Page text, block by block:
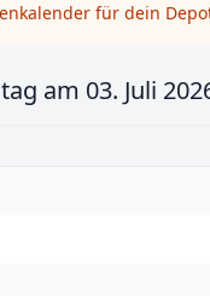
für dein
am 03. Juli